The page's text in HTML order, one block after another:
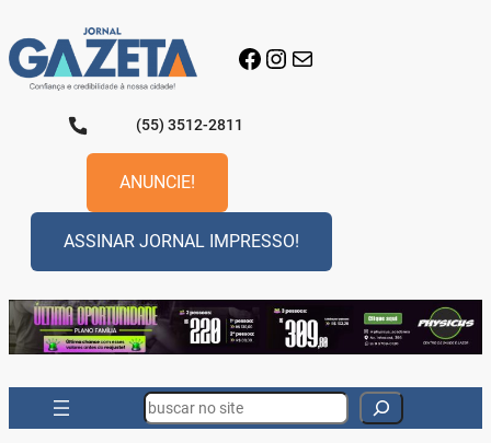
para
o
conteúdo
Facebook
Instagram
E-mail
(55) 3512-2811
ANUNCIE!
ASSINAR JORNAL IMPRESSO!
Search